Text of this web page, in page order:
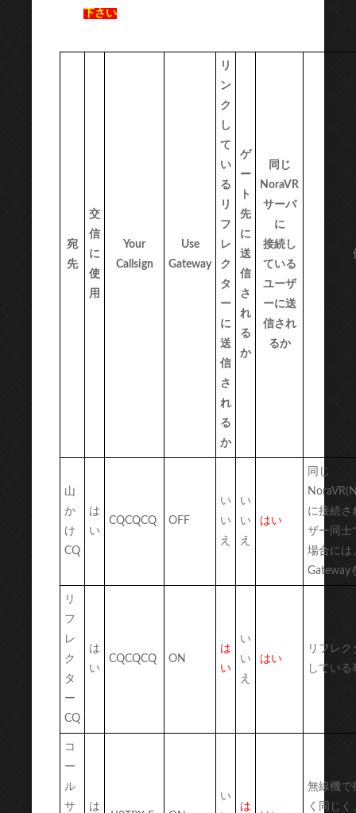
下さい
宛
先
交
信
に
使
用
Your
Callsign
Use
Gateway
リ
ン
ク
し
て
い
る
リ
フ
レ
ク
タ
ー
に
送
信
さ
れ
る
か
ゲ
ー
ト
先
に
送
信
さ
れ
る
か
同じ
NoraVR
サーバ
に
接続し
ている
ユーザ
ーに送
信され
るか
山
か
け
CQ
は
い
CQCQCQ OFF
い
い
え
い
い
え
はい
同じ
に接続さ
ザー同士
場合には
Gateway
リ
フ
レ
ク
タ
ー
CQ
は
い
CQCQCQ ON
は
い
い
い
え
はい
リフレク
してい
コ
ー
ル
サ
は
い
は
無線機で
く同じく